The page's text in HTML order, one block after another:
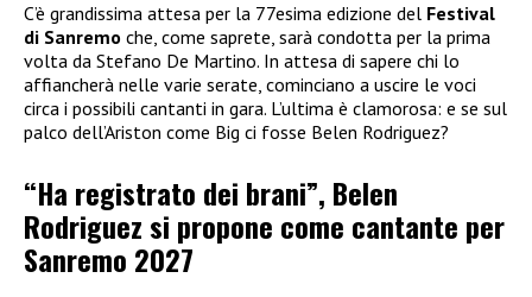
C’è grandissima attesa per la 77esima edizione del Festival
di Sanremo che, come saprete, sarà condotta per la prima
volta da Stefano De Martino. In attesa di sapere chi lo
affiancherà nelle varie serate, cominciano a uscire le voci
circa i possibili cantanti in gara. L’ultima è clamorosa: e se sul
palco dell’Ariston come Big ci fosse Belen Rodriguez?
“Ha registrato dei brani”, Belen
Rodriguez si propone come cantante per
Sanremo 2027